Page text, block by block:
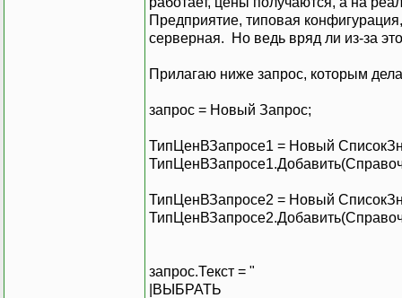
Предприятие, типовая
серверная. Но ведь вряд ли из-за
Прилагаю ниже запрос, которым
запрос = Новый Запрос;
ТипЦенВЗапросе1 = Новый
ТипЦенВЗапросе2 = Новый
запрос.Текст = "
|ВЫБРАТЬ